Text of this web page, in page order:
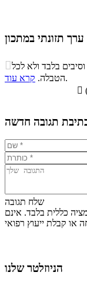
תזונתי במתכון
ערך תזונתי במתכון
סיבים
תזונתיים
שומנים
בלבד ולא לכל
הטבלה. קרא עוד
.

תגובה חדשה
שלח תגובה
כללית בלבד. אינם
הניוזלטר שלנו